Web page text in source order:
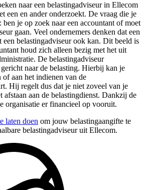
naar een belastingadviseur in Ellecom
een en ander onderzoekt. De vraag die je
ben je op zoek naar een accountant of moet
gaan. Veel ondernemers denken dat een
een belastingadviseur ook kan. Dit beeld is
houd zich alleen bezig met het uit
De belastingadviseur
naar de belasting. Hierbij kan je
of aan het indienen van de
Hij regelt dus dat je niet zoveel van je
afstaan aan de belastingdienst. Dankzij de
organisatie er financieel op vooruit.
laten doen om jouw belastingaangifte te
belastingadviseur uit Ellecom.